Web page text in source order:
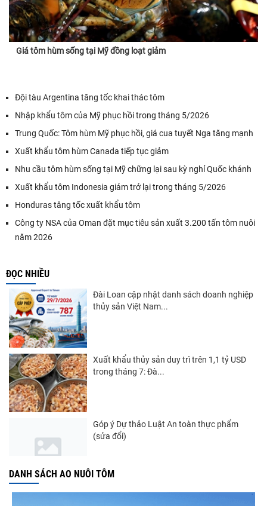
Giá tôm hùm sống tại Mỹ đồng loạt giảm
Đội tàu Argentina tăng tốc khai thác tôm
Nhập khẩu tôm của Mỹ phục hồi trong tháng 5/2026
Trung Quốc: Tôm hùm Mỹ phục hồi, giá cua tuyết Nga tăng mạnh
Xuất khẩu tôm hùm Canada tiếp tục giảm
Nhu cầu tôm hùm sống tại Mỹ chững lại sau kỳ nghỉ Quốc khánh
Xuất khẩu tôm Indonesia giảm trở lại trong tháng 5/2026
Honduras tăng tốc xuất khẩu tôm
Công ty NSA của Oman đặt mục tiêu sản xuất 3.200 tấn tôm nuôi
năm 2026
ĐỌC NHIỀU
Đài Loan cập nhật danh sách doanh nghiệp
thủy sản Việt Nam...
Xuất khẩu thủy sản duy trì trên 1,1 tỷ USD
trong tháng 7: Đà...
Góp ý Dự thảo Luật An toàn thực phẩm
(sửa đổi)
DANH SÁCH AO NUÔI TÔM